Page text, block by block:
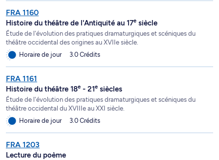
FRA 1160
Histoire du théâtre de l'Antiquité au 17e siècle
Étude de l'évolution des pratiques dramaturgiques et scéniques du
théâtre occidental des origines au XVIIe siècle.
Horaire de jour
3.0 Crédits
FRA 1161
Histoire du théâtre 18e - 21e siècles
Étude de l'évolution des pratiques dramaturgiques et scéniques du
théâtre occidental du XVIIIe au XXI siècle.
Horaire de jour
3.0 Crédits
FRA 1203
Lecture du poème